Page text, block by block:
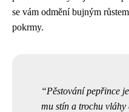
se vám odmění bujným
pokrmy.
Pěstování pepřince
mu stín a trochu vláhy